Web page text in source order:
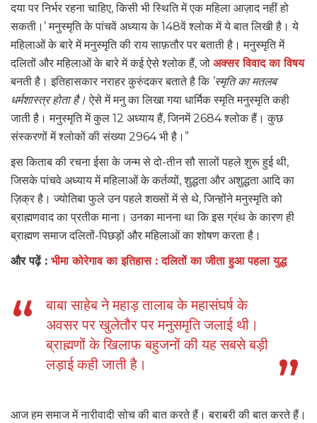
दया पर निर्भर रहना चाहिए, किसी भी स्थिति में एक महिला आज़ाद नहीं हो
सकती।’ मनुस्मृति के पांचवें अध्याय के 148वें श्लोक में ये बात लिखी है। ये
महिलाओं के बारे में मनुस्मृति की राय साफ़तौर पर बताती है। मनुस्मृति में
दलितों और महिलाओं के बारे में कई ऐसे श्लोक हैं, जो अक्सर विवाद का विषय
बनती है। इतिहासकार नराहर कुरुंदकर बताते है कि ’स्मृति का मतलब
धर्मशास्त्र होता है।ऐसे में मनु का लिखा गया धार्मिक स्मृति मनुस्मृति कही
जाती है। मनुस्मृति में कुल 12 अध्याय हैं, जिनमें 2684 श्लोक हैं। कुछ
संस्करणों में श्लोकों की संख्या 2964 भी है।”
इस किताब की रचना ईसा के जन्म से दो-तीन सौ सालों पहले शुरू हुई थी,
जिसके पांचवे अध्याय में महिलाओं के कर्तव्यों, शुद्धता और अशुद्धता आदि का
ज़िक्र है। ज्योतिबा फुले उन पहले शख्सों में से थे, जिन्होंने मनुस्मृति को
ब्राह्मणवाद का प्रतीक माना। उनका मानना था कि इस ग्रंथ के कारण ही
ब्राह्मण समाज दलितों-पिछड़ों और महिलाओं का शोषण करता है।
और पढ़ें : भीमा कोरेगाव का इतिहास : दलितों का जीता हुआ पहला युद्ध
बाबा साहेब ने महाड़ तालाब के महासंघर्ष के
अवसर पर खुलेतौर पर मनुसमृति जलाई थी।
ब्राह्मणों के खिलाफ बहुजनों की यह सबसे बड़ी
लड़ाई कही जाती है।
आज हम समाज में नारीवादी सोच की बात करते हैं। बराबरी की बात करते हैं।